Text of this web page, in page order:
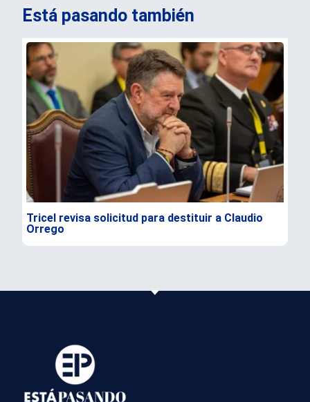
Está pasando también
Tricel revisa solicitud para destituir a Claudio
Orrego